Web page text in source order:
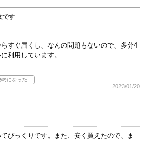
です
すぐ届くし、なんの問題もないので、多分4
利用しています。
2023/01/20
びっくりです。また、安く買えたので、ま